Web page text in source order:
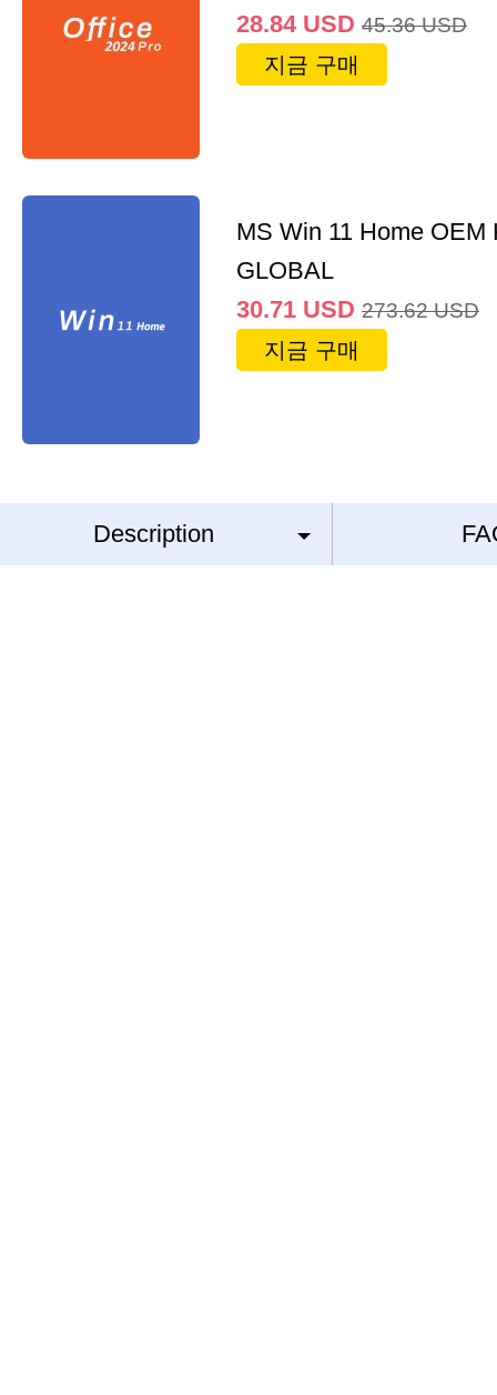
28.84 USD 45.36 USD
지금 구매
MS Win 11 Home OEM
GLOBAL
30.71 USD 273.62 USD
지금 구매
Description